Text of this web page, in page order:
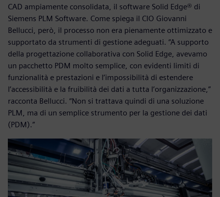
CAD ampiamente consolidata, il software Solid Edge® di
Siemens PLM Software. Come spiega il CIO Giovanni
Bellucci, però, il processo non era pienamente ottimizzato e
supportato da strumenti di gestione adeguati. “A supporto
della progettazione collaborativa con Solid Edge, avevamo
un pacchetto PDM molto semplice, con evidenti limiti di
funzionalità e prestazioni e l’impossibilità di estendere
l’accessibilità e la fruibilità dei dati a tutta l’organizzazione,”
racconta Bellucci. “Non si trattava quindi di una soluzione
PLM, ma di un semplice strumento per la gestione dei dati
(PDM).”